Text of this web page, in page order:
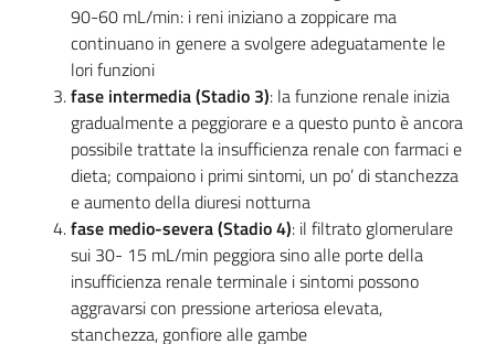
90-60 mL/min: i reni iniziano a zoppicare ma
continuano in genere a svolgere adeguatamente le
lori funzioni
fase intermedia (Stadio 3): la funzione renale inizia
gradualmente a peggiorare e a questo punto è ancora
possibile trattate la insufficienza renale con farmaci e
dieta; compaiono i primi sintomi, un po’ di stanchezza
e aumento della diuresi notturna
fase medio-severa (Stadio 4): il filtrato glomerulare
sui 30- 15 mL/min peggiora sino alle porte della
insufficienza renale terminale i sintomi possono
aggravarsi con pressione arteriosa elevata,
stanchezza, gonfiore alle gambe